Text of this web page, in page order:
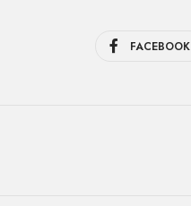
FACEBOOK